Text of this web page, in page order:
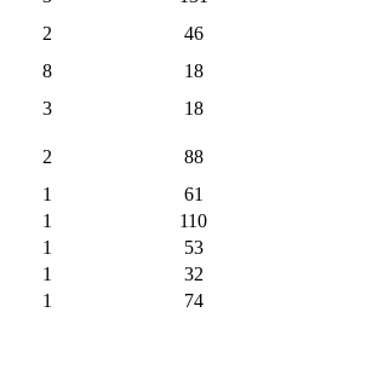
2 46
8 18
3 18
2 88
1 61
1 110
1 53
1 32
1 74